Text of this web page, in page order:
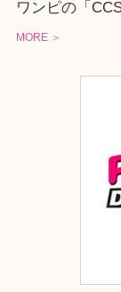
ワンピの「
MORE ＞